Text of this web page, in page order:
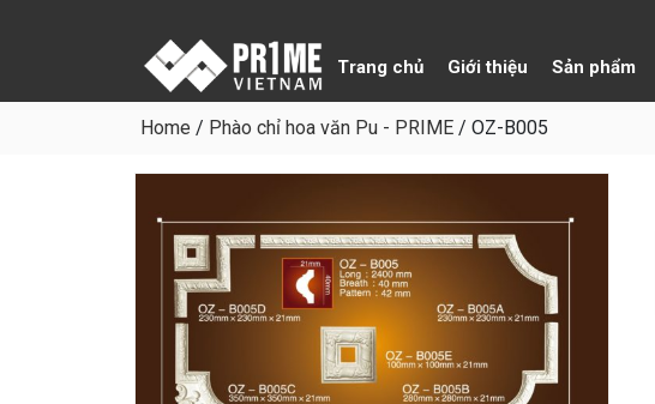
Trang chủ Giới thiệu Sản phẩm
Home / Phào chỉ hoa văn Pu - PRIME / OZ-B005